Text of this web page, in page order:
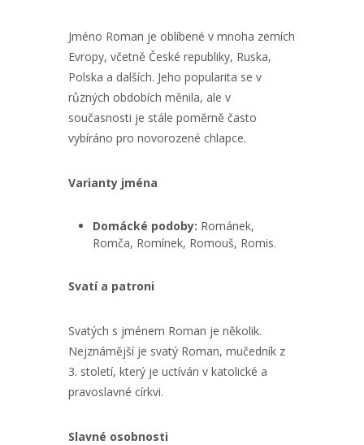
Jméno Roman je oblíbené v mnoha zemích
Evropy, včetně České republiky, Ruska,
Polska a dalších. Jeho popularita se v
různých obdobích měnila, ale v
současnosti je stále poměrně často
vybíráno pro novorozené chlapce.
Varianty jména
Domácké podoby: Románek,
Romča, Romínek, Romouš, Romis.
Svatí a patroni
Svatých s jménem Roman je několik.
Nejznámější je svatý Roman, mučedník z
3. století, který je uctíván v katolické a
pravoslavné církvi.
Slavné osobnosti